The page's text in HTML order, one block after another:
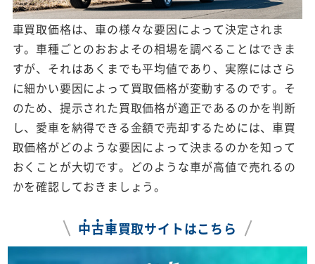
車買取価格は、車の様々な要因によって決定されま
す。車種ごとのおおよその相場を調べることはできま
すが、それはあくまでも平均値であり、実際にはさら
に細かい要因によって買取価格が変動するのです。そ
のため、提示された買取価格が適正であるのかを判断
し、愛車を納得できる金額で売却するためには、車買
取価格がどのような要因によって決まるのかを知って
おくことが大切です。どのような車が高値で売れるの
かを確認しておきましょう。
中古車買取サイトはこちら